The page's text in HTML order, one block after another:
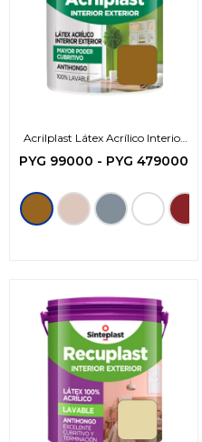
Acrilplast Látex Acrílico Interior
Exterior
PYG 99000 - PYG 479000